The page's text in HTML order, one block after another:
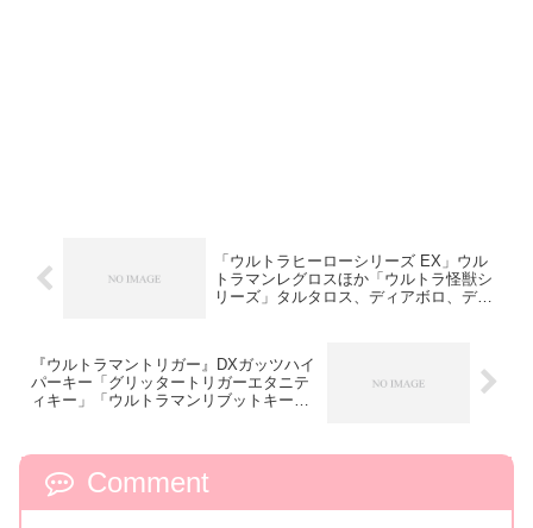
「ウルトラヒーローシリーズ EX」ウル
トラマンレグロスほか「ウルトラ怪獣シ
リーズ」タルタロス、ディアボロ、デア
『ウルトラマントリガー』DXガッツハイ
パーキー「グリッタートリガーエタニテ
ィキー」「ウルトラマンリブットキー」
Comment